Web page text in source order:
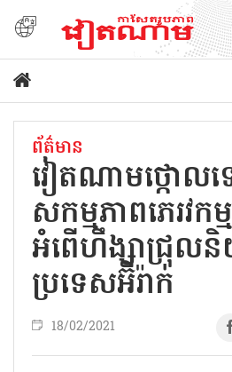
ព័ត៌មាន
វៀតណាមថ្កោល
សកម្មភាពភេរវក
អំពើហឹង្សាជ្រុល
ប្រទេសអ៊ីរ៉ាក់
18/02/2021